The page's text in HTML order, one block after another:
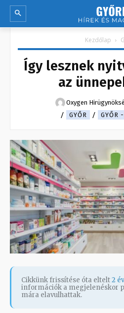
Kezdőlap
Így lesznek
az
Oxygen
GYŐR
GYŐR
Cikkünk frissítése óta eltelt2 év
információk a megjelenéskor
mára elavulhattak.